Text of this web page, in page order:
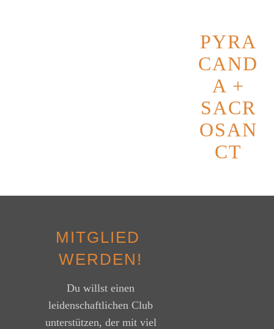
PYRA
CAND
A +
SACR
OSAN
CT
M ITGLI ED
WERDEN !
Du willst einen
leidenschaftlichen Club
unterstützen, der mit viel